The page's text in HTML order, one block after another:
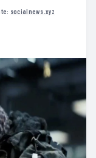
socialnews.xyz